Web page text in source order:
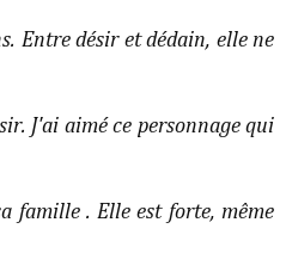
Entre désir et dédain, elle ne
J'ai aimé ce personnage qui
famille . Elle est forte, même